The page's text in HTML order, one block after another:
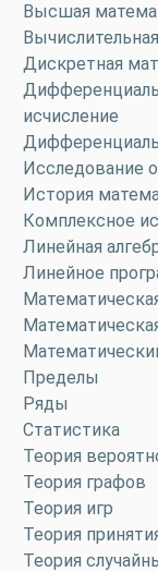
Высшая
Дискретная
исчисление
Исследование
История
Комплексное
Линейная
Линейное
Пределы
Ряды
Статистика
Теория
Теория графов
Теория игр
Теория
Теория